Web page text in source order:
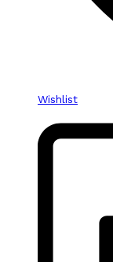
Wishlist